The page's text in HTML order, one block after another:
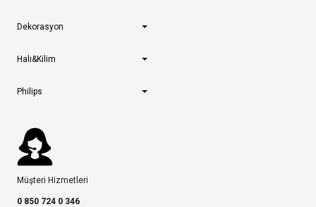
Dekorasyon
Halı&Kilim
Philips
Müşteri Hizmetleri
0 850 724 0 346